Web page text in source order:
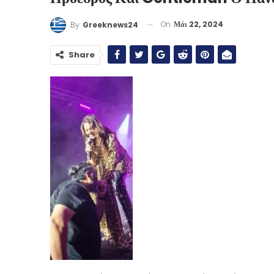
By Greeknews24 On Μάι 22, 2024
Share